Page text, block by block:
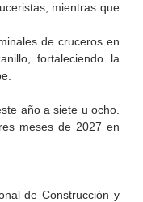
mientras que
de cruceros en
fortaleciendo la
año a siete u ocho.
meses de 2027 en
de Construcción y